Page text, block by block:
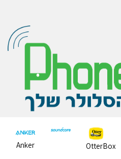
Anker OtterBox